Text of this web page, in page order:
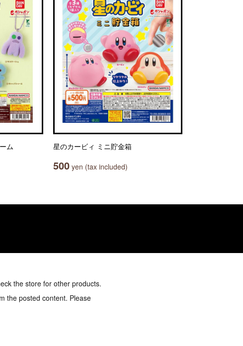
ム 星のカービィ ミニ貯金箱
500 yen (tax included)
the store for other products.
the posted content. Please